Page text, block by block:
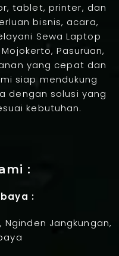
tablet, printer, dan
bisnis, acara,
Sewa Laptop
Pasuruan,
yang cepat dan
siap mendukung
dengan solusi yang
kebutuhan.
:
:
Nginden Jangkungan,